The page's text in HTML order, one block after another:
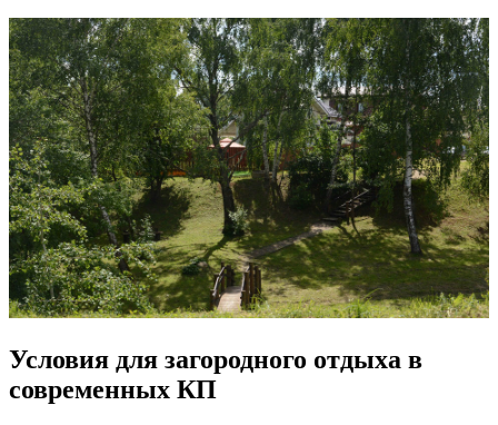
Условия для загородного отдыха в
современных КП